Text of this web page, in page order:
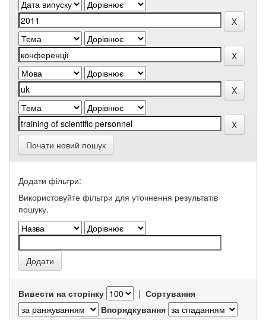
Почати новий пошук
Додати фільтри:
Використовуйте фільтри для уточнення результатів
пошуку.
Вивести на сторінку | Сортування
Впорядкування